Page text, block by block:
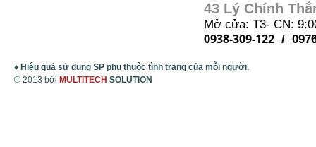
43 Lý Chính
Mở cửa: T3- CN:
0938-309-122 /
♦ Hiệu quả sử dụng SP phụ thuộc tình trạng của mỗi người.
© 2013 bởi MULTITECH SOLUTION